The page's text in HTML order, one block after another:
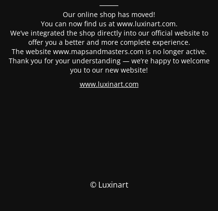
⸻
Our online shop has moved!
You can now find us at www.luxinart.com.
We’ve integrated the shop directly into our official website to
offer you a better and more complete experience.
The website www.mapsandmasters.com is no longer active.
Thank you for your understanding — we’re happy to welcome
you to our new website!
www.luxinart.com
© Luxinart